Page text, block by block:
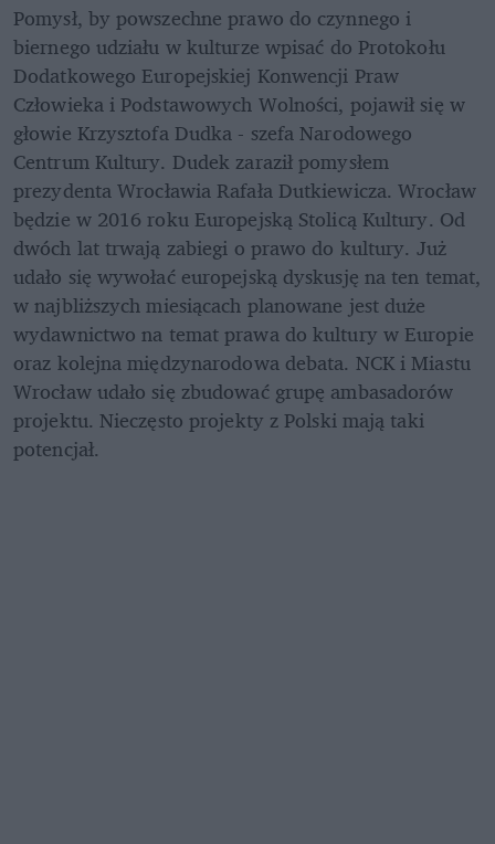
Pomysł, by powszechne prawo do czynnego i
biernego udziału w kulturze wpisać do Protokołu
Dodatkowego Europejskiej Konwencji Praw
Człowieka i Podstawowych Wolności, pojawił się w
głowie Krzysztofa Dudka - szefa Narodowego
Centrum Kultury. Dudek zaraził pomysłem
prezydenta Wrocławia Rafała Dutkiewicza. Wrocław
będzie w 2016 roku Europejską Stolicą Kultury. Od
dwóch lat trwają zabiegi o prawo do kultury. Już
udało się wywołać europejską dyskusję na ten temat,
w najbliższych miesiącach planowane jest duże
wydawnictwo na temat prawa do kultury w Europie
oraz kolejna międzynarodowa debata. NCK i Miastu
Wrocław udało się zbudować grupę ambasadorów
projektu. Nieczęsto projekty z Polski mają taki
potencjał.